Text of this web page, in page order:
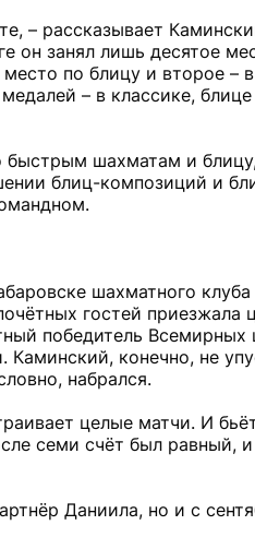
– рассказывает
он занял лишь десятое
по блицу и второе –
– в классике,
быстрым шахматам и
блиц-композиций и
шахматного
гостей приезжала
победитель
конечно, не
набрался.
целые матчи. И
семи счёт был равный,
Даниила, но и с